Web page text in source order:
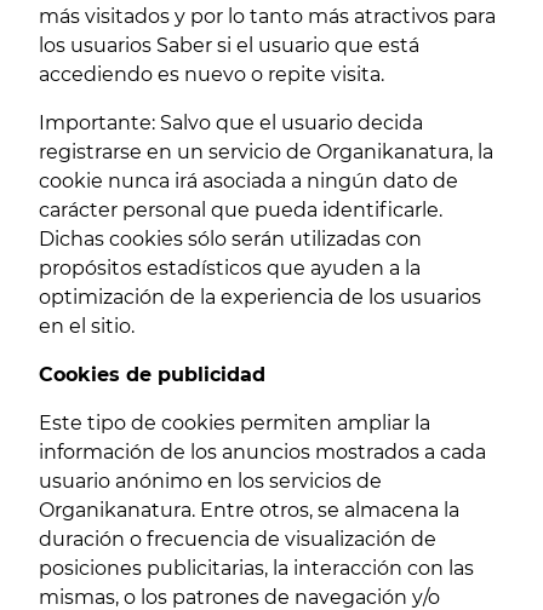
más visitados y por lo tanto más atractivos para
los usuarios Saber si el usuario que está
accediendo es nuevo o repite visita.
Importante: Salvo que el usuario decida
registrarse en un servicio de Organikanatura, la
cookie nunca irá asociada a ningún dato de
carácter personal que pueda identificarle.
Dichas cookies sólo serán utilizadas con
propósitos estadísticos que ayuden a la
optimización de la experiencia de los usuarios
en el sitio.
Cookies de publicidad
Este tipo de cookies permiten ampliar la
información de los anuncios mostrados a cada
usuario anónimo en los servicios de
Organikanatura. Entre otros, se almacena la
duración o frecuencia de visualización de
posiciones publicitarias, la interacción con las
mismas, o los patrones de navegación y/o